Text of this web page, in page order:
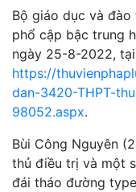
Bộ giáo dục và
phổ cập bậc trung
ngày 25-8-2022,
https://
dan-3420-THPT-
98052.aspx.
Bùi Công Nguyên
thủ điều trị và một
đái tháo đường